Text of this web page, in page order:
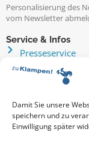
Damit Sie unsere
speichern und zu
Einwilligung später
Personalisierung des
vom Newsletter
Service & Infos
Presseservice
Service für
Infos zur
Kontakt &
Impressum